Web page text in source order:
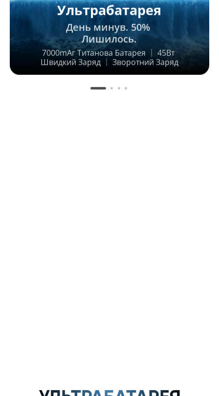
7000mАг Титанова Батарея ｜ 45Вт
Швидкий Заряд ｜ Зворотний Заряд
День минув. 50%
Лишилось.
Ультрабатарея